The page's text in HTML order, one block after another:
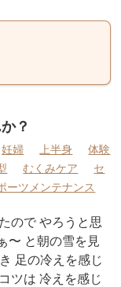
？
妊婦 上半身
体験
むくみケア
セ
ーツメンテナンス
ので やろうと思
〜 と朝の雪を見
足の冷えを感じ
ツは 冷えを感じ